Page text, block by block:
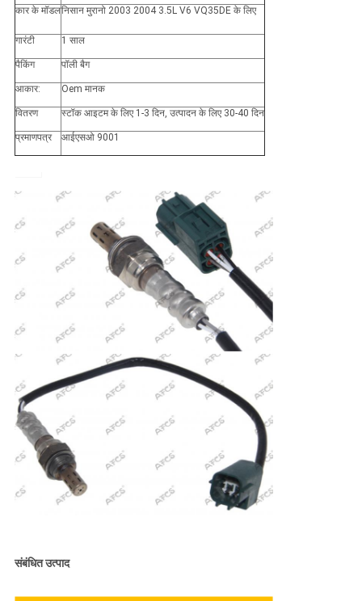
कार के मॉडलनिसान मुरानो 2003 2004 3.5L V6 VQ35DE के लिए
गारंटी 1 साल
पैकिंग पॉली बैग
आकार: Oem मानक
वितरण स्टॉक आइटम के लिए 1-3 दिन, उत्पादन के लिए 30-40 दिन
प्रमाणपत्र आईएसओ 9001
संबंधित उत्पाद